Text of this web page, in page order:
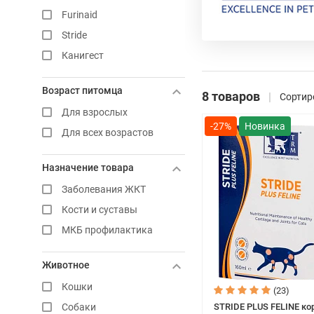
Furinaid
Stride
Канигест
Возраст питомца
Для взрослых
Для всех возрастов
Назначение товара
Заболевания ЖКТ
Кости и суставы
МКБ профилактика
Животное
Кошки
Собаки
8 товаров
-27%
(23)
STRIDE PLUS FELINE